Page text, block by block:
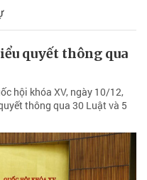
quyết thông qua
hội khóa XV, ngày 10/12,
thông qua 30 Luật và 5